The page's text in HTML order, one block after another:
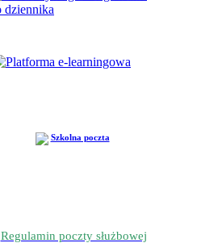
Regulamin poczty służbowej